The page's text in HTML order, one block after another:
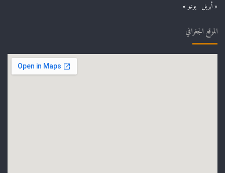
« أبريل يونيو »
الموقع الجغرافي